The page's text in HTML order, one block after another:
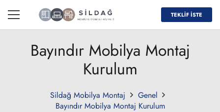
TEKLİF İSTE
Bayındır Mobilya Montaj
Kurulum
Sildağ Mobilya Montaj
Genel
Bayındır Mobilya Montaj Kurulum